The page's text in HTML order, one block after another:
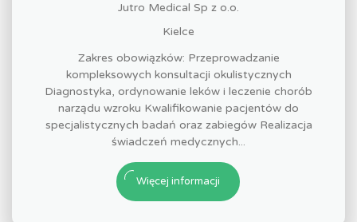
Jutro Medical Sp z o.o.
Kielce
Zakres obowiązków: Przeprowadzanie
kompleksowych konsultacji okulistycznych
Diagnostyka, ordynowanie leków i leczenie chorób
narządu wzroku Kwalifikowanie pacjentów do
specjalistycznych badań oraz zabiegów Realizacja
świadczeń medycznych...
Więcej informacji